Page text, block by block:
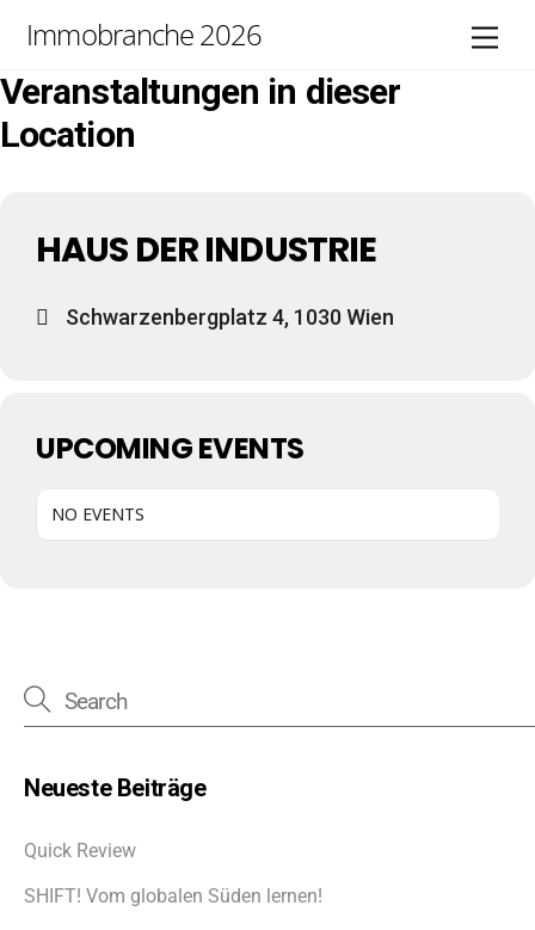
content
Immobranche 2026
Veranstaltungen in dieser
Location
HAUS DER INDUSTRIE
Schwarzenbergplatz 4, 1030 Wien
UPCOMING EVENTS
NO EVENTS
Neueste Beiträge
Quick Review
SHIFT! Vom globalen Süden lernen!